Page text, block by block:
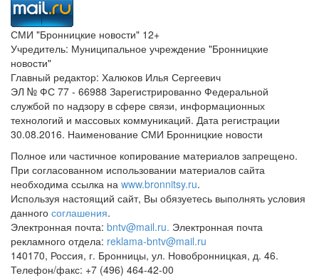
СМИ "Бронницкие новости" 12+
Учредитель: Муниципальное учреждение "Бронницкие
новости"
Главный редактор: Халюков Илья Сергеевич
ЭЛ № ФС 77 - 66988 Зарегистрированно Федеральной
службой по надзору в сфере связи, информационных
технологий и массовых коммуникаций. Дата регистрации
30.08.2016. Наименование СМИ Бронницкие новости
Полное или частичное копирование материалов запрещено.
При согласованном использовании материалов сайта
необходима ссылка на www.bronnitsy.ru.
Используя настоящий сайт, Вы обязуетесь выполнять условия
данного соглашения.
Электронная почта: bntv@mail.ru. Электронная почта
рекламного отдела: reklama-bntv@mail.ru
140170, Россия, г. Бронницы, ул. Новобронницкая, д. 46.
Телефон/факс: +7 (496) 464-42-00